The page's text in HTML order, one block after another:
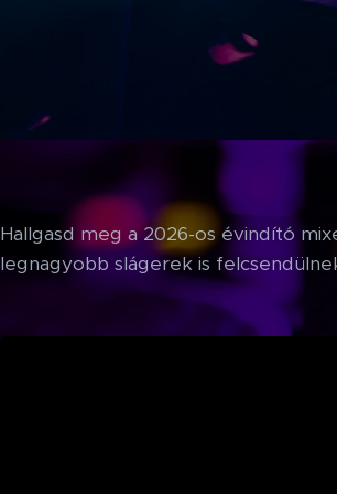
Hallgasd meg a 2026-os évindító
legnagyobb slágerek is